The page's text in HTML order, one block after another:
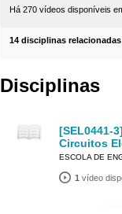
Há 270 vídeos disponíveis
14 disciplinas
Disciplinas
[SEL0441-
Circuitos
ESCOLA DE
1 vídeo